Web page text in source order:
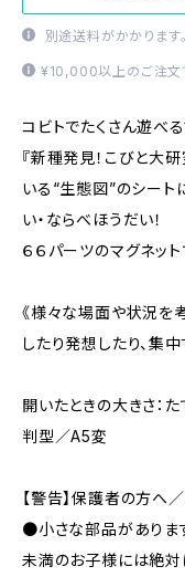
別途送料がかかります
¥10,000以上のご注文
コビトでたくさん遊べる
『新種発見！こびと大
いる“生態図”のシート
い・ならべほうだい！
６６パーツのマグネット
《様々な場面や状況を
したり発想したり、集
開いたときの大きさ：
判型／A5変
【警告】保護者の方へ
●小さな部品がありま
未満のお子様には絶対